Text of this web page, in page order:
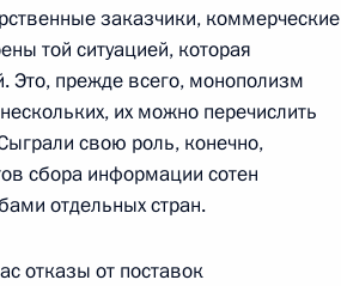
заказчики, коммерческие
той ситуацией, которая
Это, прежде всего, монополизм
их можно перечислить
свою роль, конечно,
сбора информации сотен
отдельных стран.
отказы от поставок